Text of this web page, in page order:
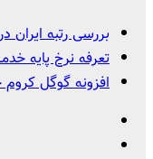
بررسی رتبه ایران
تعرفه نرخ پایه
افزونه گوگل